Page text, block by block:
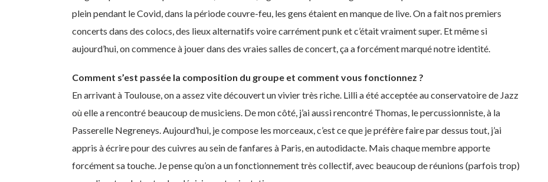
plein pendant le Covid, dans la période couvre-feu, les gens étaient en manque de live. On a fait nos premiers
concerts dans des colocs, des lieux alternatifs voire carrément punk et c’était vraiment super. Et même si
aujourd’hui, on commence à jouer dans des vraies salles de concert, ça a forcément marqué notre identité.
Comment s’est passée la composition du groupe et comment vous fonctionnez ?
En arrivant à Toulouse, on a assez vite découvert un vivier très riche. Lilli a été acceptée au conservatoire de Jazz
où elle a rencontré beaucoup de musiciens. De mon côté, j’ai aussi rencontré Thomas, le percussionniste, à la
Passerelle Negreneys. Aujourd’hui, je compose les morceaux, c’est ce que je préfère faire par dessus tout, j’ai
appris à écrire pour des cuivres au sein de fanfares à Paris, en autodidacte. Mais chaque membre apporte
forcément sa touche. Je pense qu’on a un fonctionnement très collectif, avec beaucoup de réunions (parfois trop)